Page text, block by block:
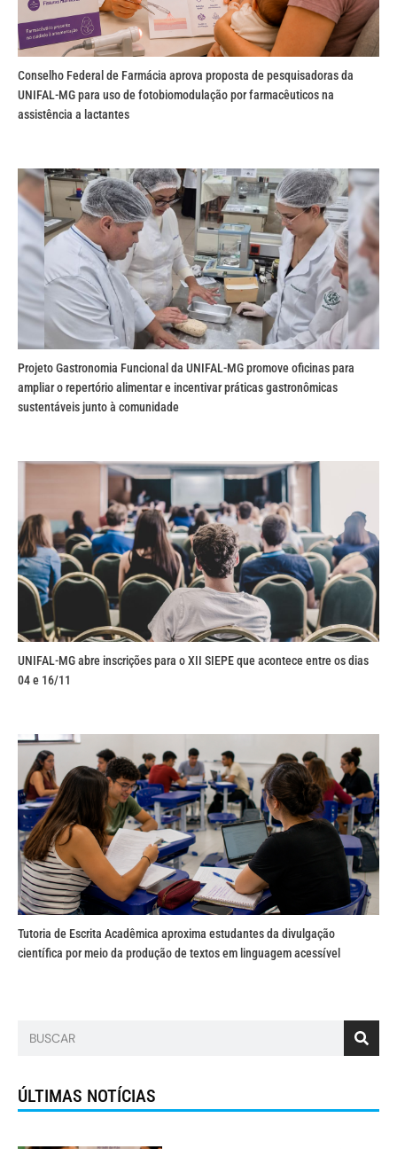
Conselho Federal de Farmácia aprova proposta de pesquisadoras da
UNIFAL-MG para uso de fotobiomodulação por farmacêuticos na
assistência a lactantes
Projeto Gastronomia Funcional da UNIFAL-MG promove oficinas para
ampliar o repertório alimentar e incentivar práticas gastronômicas
sustentáveis junto à comunidade
UNIFAL-MG abre inscrições para o XII SIEPE que acontece entre os dias
04 e 16/11
Tutoria de Escrita Acadêmica aproxima estudantes da divulgação
científica por meio da produção de textos em linguagem acessível
ÚLTIMAS NOTÍCIAS